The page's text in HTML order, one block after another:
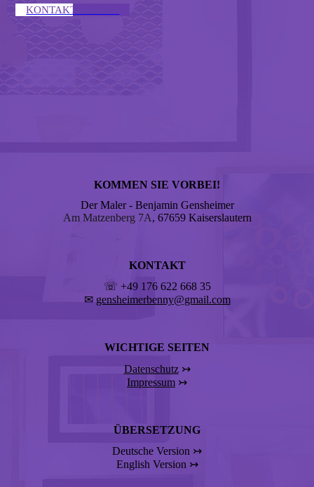
KONTAKTIEREN ↣
KOMMEN SIE VORBEI!
Der Maler - Benjamin Gensheimer
Am Matzenberg 7A, 67659 Kaiserslautern
KONTAKT
☏ +49 176 622 668 35
✉ gensheimerbenny@gmail.com
WICHTIGE SEITEN
Datenschutz↣
Impressum ↣
ÜBERSETZUNG
Deutsche Version ↣
English Version ↣